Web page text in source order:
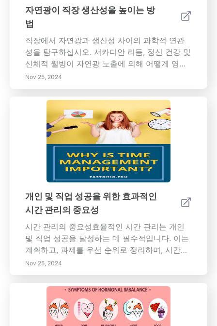
유지되도록 합니다. 웰빙, 연결 및 균형을 촉진하
는 거실을 만드는 기술과 팁을 탐구하십시오—
당신의 집의 심장은 변화를 기다리고 있습니다!
자연광이 직장 생산성을 높이는 방
법
직장에서 자연광과 생산성 사이의 과학적 연관
성을 탐구하십시오. 서카디안 리듬, 정신 건강 및
신체적 웰빙이 자연광 노출에 의해 어떻게 영향
을 받는지 알아보세요. 우리의 포괄적인 기사에
서는 집중력 향상, 기분 개선 및 에너지 효율성
등의 자연 채광의 여러 가지 이점을 논의합니다.
최고의 인재를 유치하고 유지하며 긍정적인 직
장 문화를 조성하는 데 도움이 되는 사무실 디자
인에 자연광을 통합하는 실용적인 전략을 배우
십시오. 오늘 직원 만족도와 생산성을 높이기 위
해 작업 환경을 변화시키십시오!
Nov 25, 2024
개인 및 직업 성공을 위한 효과적인
시간 관리의 중요성
시간 관리의 중요성효율적인 시간 관리는 개인
및 직업 성공을 달성하는 데 필수적입니다. 이는
계획하고, 과제를 우선 순위로 정리하며, 시간을
활용하는 방법에 대한 의식적인 통제를 행사하
는 것을 포함합니다. 이러한 구조화된 접근 방식
은 생산성을 높일 뿐만 아니라 스트레스를 줄여
주며, 삶의 다양한 측면을 균형 있게 유지하는 데
도움을 줍니다. 시간 관리의 주요 이점시간 관리
를 마스터하면 생산성이 증가하고 스트레스 관
Nov 25, 2024